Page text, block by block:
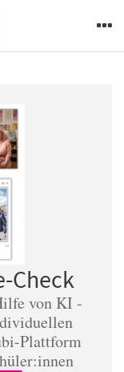
Check
von KI -
Plattform